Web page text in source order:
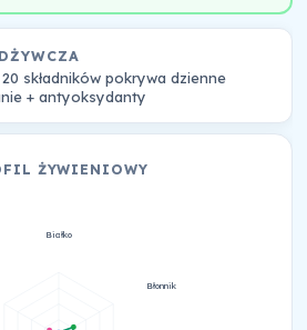
składników pokrywa dzienne
+ antyoksydanty
ŻYWIENIOWY
Białko
Błonnik